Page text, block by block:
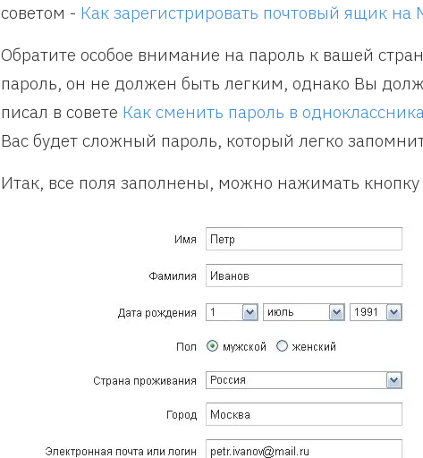
советом - Как зарегистрировать почтовый ящик на
Обратите особое внимание на пароль к вашей
пароль, он не должен быть легким, однако Вы
писал в совете Как сменить пароль в
Вас будет сложный пароль, который легко
Итак, все поля заполнены, можно нажимать кнопку